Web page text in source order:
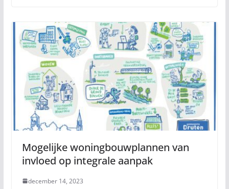
Mogelijke woningbouwplannen van
invloed op integrale aanpak
december 14, 2023